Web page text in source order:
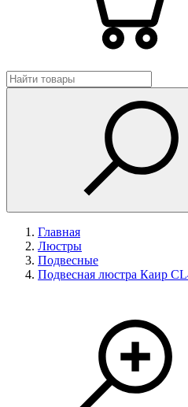
Главная
Люстры
Подвесные
Подвесная люстра Каир